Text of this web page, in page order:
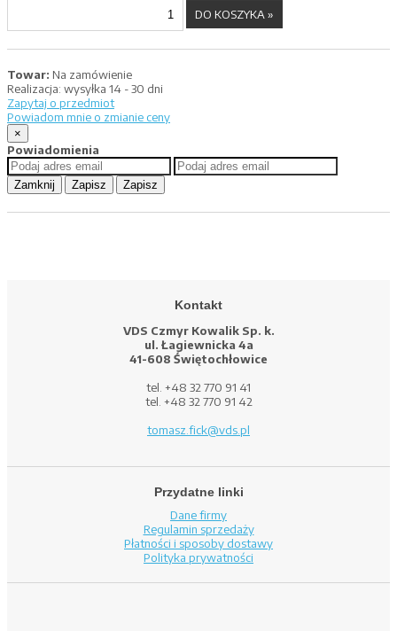
Towar: Na zamówienie
Realizacja: wysyłka 14 - 30 dni
Zapytaj o przedmiot
Powiadom mnie o zmianie ceny
×
Powiadomienia
Zamknij Zapisz Zapisz
Kontakt
VDS Czmyr Kowalik Sp. k.
ul. Łagiewnicka 4a
41-608 Świętochłowice
tel. +48 32 770 91 41
tel. +48 32 770 91 42
tomasz.fick@vds.pl
Przydatne linki
Dane firmy
Regulamin sprzedaży
Płatności i sposoby dostawy
Polityka prywatności